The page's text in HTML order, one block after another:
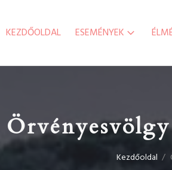
KEZDŐOLDAL ESEMÉNYEK
Kezdőoldal /